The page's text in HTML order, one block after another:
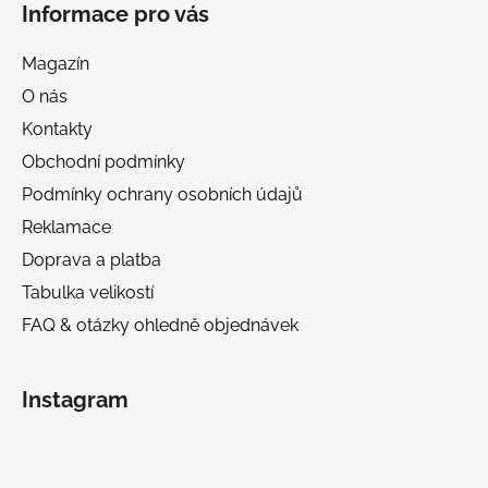
Informace pro vás
Magazín
O nás
Kontakty
Obchodní podmínky
Podmínky ochrany osobních údajů
Reklamace
Doprava a platba
Tabulka velikostí
FAQ & otázky ohledně objednávek
Instagram